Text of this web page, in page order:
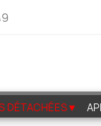
DÉTACHÉES▼